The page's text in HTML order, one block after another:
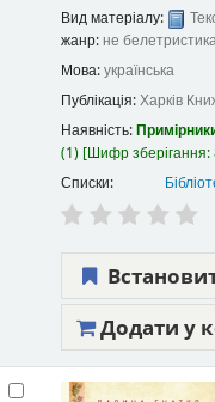
Вид матеріалу:
жанр: не
Мова:українська
Публікація:Харків
Наявність:
(1) Шифр зберігання:
Списки:
Додати у